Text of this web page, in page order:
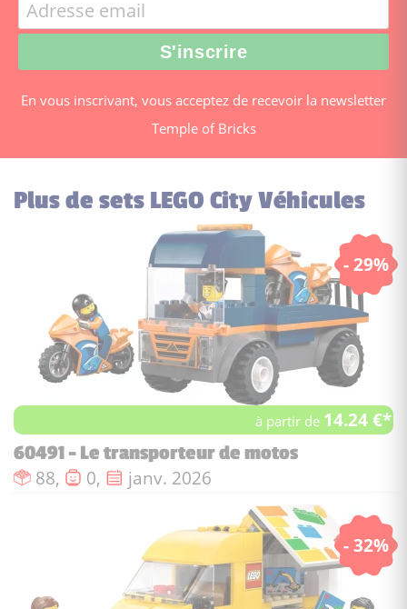
En vous inscrivant, vous acceptez de recevoir la newsletter
Temple of Bricks
Plus de sets LEGO City Véhicules
- 29%
à partir de 14.24 €*
60491 - Le transporteur de motos
Nombre de pièces :
88, Nombre de figurines :
0, Date de sortie :
janv. 2026
- 32%